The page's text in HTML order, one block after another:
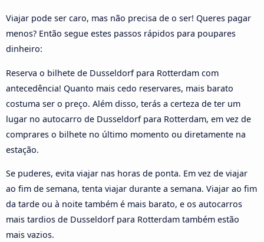
Viajar pode ser caro, mas não precisa de o ser! Queres pagar
menos? Então segue estes passos rápidos para poupares
dinheiro:
Reserva o bilhete de Dusseldorf para Rotterdam com
antecedência! Quanto mais cedo reservares, mais barato
costuma ser o preço. Além disso, terás a certeza de ter um
lugar no autocarro de Dusseldorf para Rotterdam, em vez de
comprares o bilhete no último momento ou diretamente na
estação.
Se puderes, evita viajar nas horas de ponta. Em vez de viajar
ao fim de semana, tenta viajar durante a semana. Viajar ao fim
da tarde ou à noite também é mais barato, e os autocarros
mais tardios de Dusseldorf para Rotterdam também estão
mais vazios.